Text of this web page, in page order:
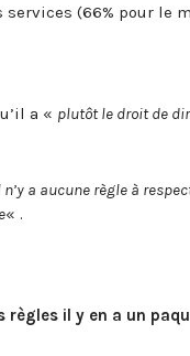
(66% pour le
a « plutôt le droit de
n’y a aucune règle à
« .
règles il y en a un